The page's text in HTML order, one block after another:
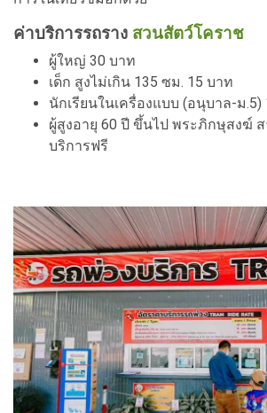
ค่าบริการรถราง สวนสัตว์โคราช
ผู้ใหญ่ 30 บาท
เด็ก สูงไม่เกิน 135 ซม. 15 บาท
นักเรียนในเครื่องแบบ (อนุบาล-ม.5)
ผู้สูงอายุ 60 ปี ขึ้นไป พระภิกษุสงฆ์
บริการฟรี